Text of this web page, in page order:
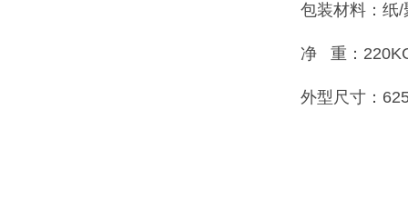
包装材料：纸
净 重：
外型尺寸：